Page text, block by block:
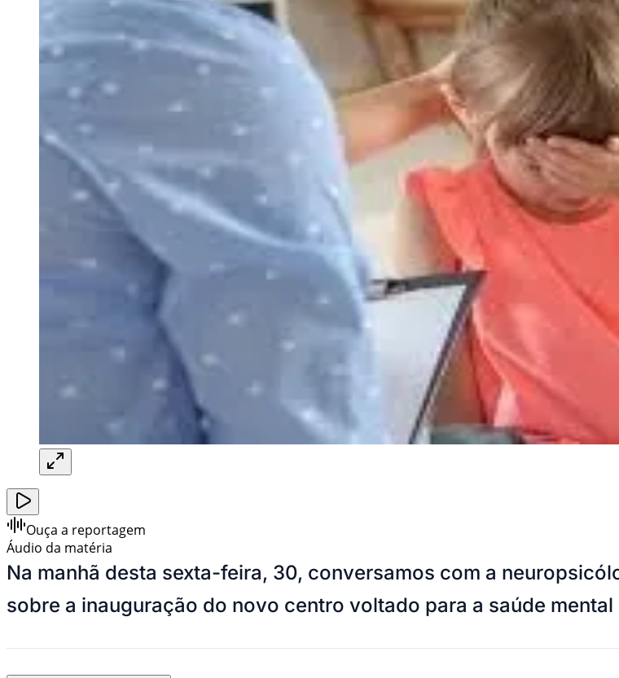
Ouça a reportagem
Áudio da matéria
Na manhã desta sexta-feira, 30, conversamos com a
sobre a inauguração do novo centro voltado para a saúde